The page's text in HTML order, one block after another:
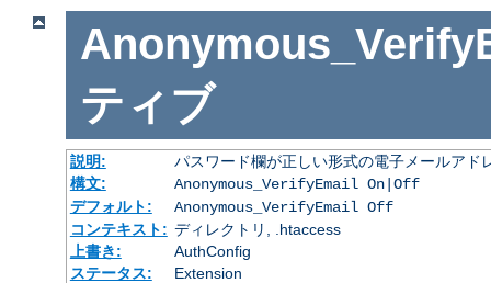
ティブ
説明:
パスワード欄が正しい形式の電子メールア
構文:
Anonymous_VerifyEmail On|Off
デフォルト:
Anonymous_VerifyEmail Off
コンテキスト: ディレクトリ, .htaccess
上書き:
AuthConfig
ステータス:
Extension